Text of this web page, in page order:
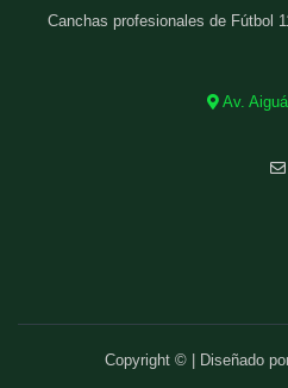
Canchas profesionales de Fútbol
Av.
Copyright © | Diseñado